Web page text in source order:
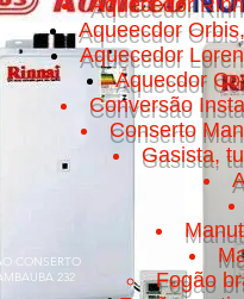
CONSERTO
232
Aquecedor
Aqueecdor Orbis,
Aquecedor
Aquecdor
Conversão
Conserto
Gasista,
Fogão